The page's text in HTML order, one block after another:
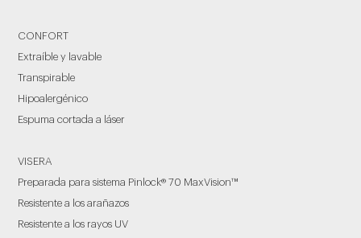
CONFORT
Extraíble y lavable
Transpirable
Hipoalergénico
Espuma cortada a láser
VISERA
Preparada para sistema Pinlock® 70 MaxVision™
Resistente a los arañazos
Resistente a los rayos UV